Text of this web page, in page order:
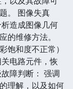
。 图像失真
析造成图像几何
的维修方法。
饱和度不正常）
电路元件，恢
障判断： 强调
理解，以及如何